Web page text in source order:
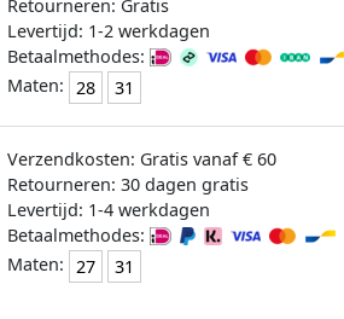
Retourneren: Gratis
Levertijd: 1-2 werkdagen
Betaalmethodes:
Maten:
28 31
Verzendkosten: Gratis vanaf € 60
Retourneren: 30 dagen gratis
Levertijd: 1-4 werkdagen
Betaalmethodes:
Maten:
27 31